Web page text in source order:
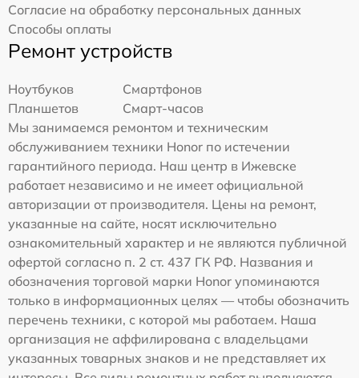
Согласие на обработку персональных данных
Способы оплаты
Ремонт устройств
Ноутбуков
Смартфонов
Планшетов
Смарт-часов
Мы занимаемся ремонтом и техническим
обслуживанием техники Honor по истечении
гарантийного периода. Наш центр в Ижевске
работает независимо и не имеет официальной
авторизации от производителя. Цены на ремонт,
указанные на сайте, носят исключительно
ознакомительный характер и не являются публичной
офертой согласно п. 2 ст. 437 ГК РФ. Названия и
обозначения торговой марки Honor упоминаются
только в информационных целях — чтобы обозначить
перечень техники, с которой мы работаем. Наша
организация не аффилирована с владельцами
указанных товарных знаков и не представляет их